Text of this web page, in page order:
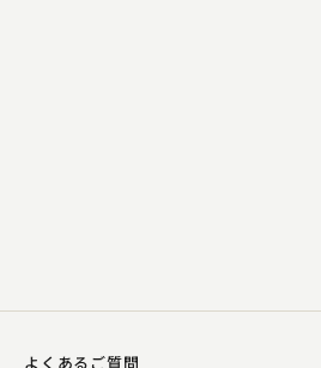
よくあるご質問